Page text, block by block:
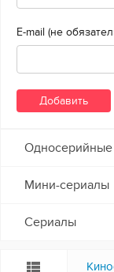
E-mail (не
Мини-сериалы
Сериалы